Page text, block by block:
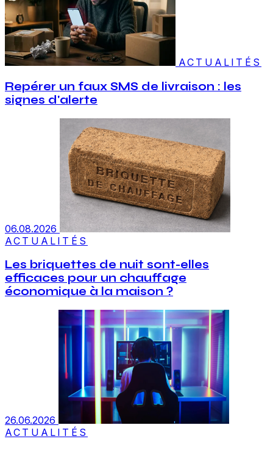
ACTUALITÉS
Repérer un faux SMS de livraison : les
signes d'alerte
06.08.2026
ACTUALITÉS
Les briquettes de nuit sont-elles
efficaces pour un chauffage
économique à la maison ?
26.06.2026
ACTUALITÉS